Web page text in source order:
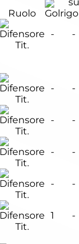
Ruolo
Tit.
- -
Tit.
- -
Tit.
- -
Tit.
- -
Tit.
- -
Tit.
1 -